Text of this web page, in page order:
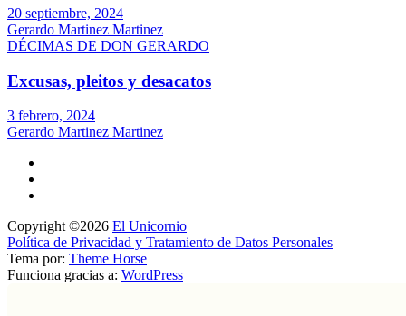
20 septiembre, 2024
Gerardo Martinez Martinez
DÉCIMAS DE DON GERARDO
Excusas, pleitos y desacatos
3 febrero, 2024
Gerardo Martinez Martinez
Copyright ©2026 El Unicornio
Política de Privacidad y Tratamiento de Datos Personales
Tema por: Theme Horse
Funciona gracias a: WordPress